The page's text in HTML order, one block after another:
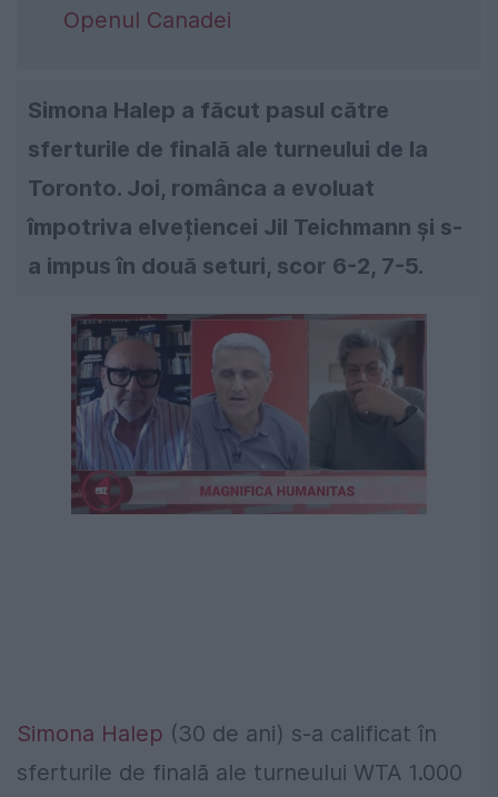
Openul Canadei
Simona Halep a făcut pasul către
sferturile de finală ale turneului de la
Toronto. Joi, românca a evoluat
împotriva elvețiencei Jil Teichmann și s-
a impus în două seturi, scor 6-2, 7-5.
Simona Halep (30 de ani) s-a calificat în
sferturile de finală ale turneului WTA 1.000